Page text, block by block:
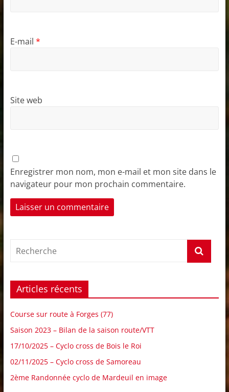
E-mail *
Site web
Enregistrer mon nom, mon e-mail et mon site dans le
navigateur pour mon prochain commentaire.
Articles récents
Course sur route à Forges (77)
Saison 2023 – Bilan de la saison route/VTT
17/10/2025 – Cyclo cross de Bois le Roi
02/11/2025 – Cyclo cross de Samoreau
2ème Randonnée cyclo de Mardeuil en image